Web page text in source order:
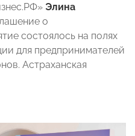
Элина
о
состоялось на полях
для предпринимателей
Астраханская